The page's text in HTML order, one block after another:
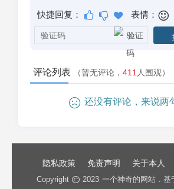
快捷回复： 表情：
评论列表 （暂无评论， 411 人围观）
还没有评论，来说两
隐私政策 免责声明 关于本人
Copyright 2023 一个神奇的网站 . 基